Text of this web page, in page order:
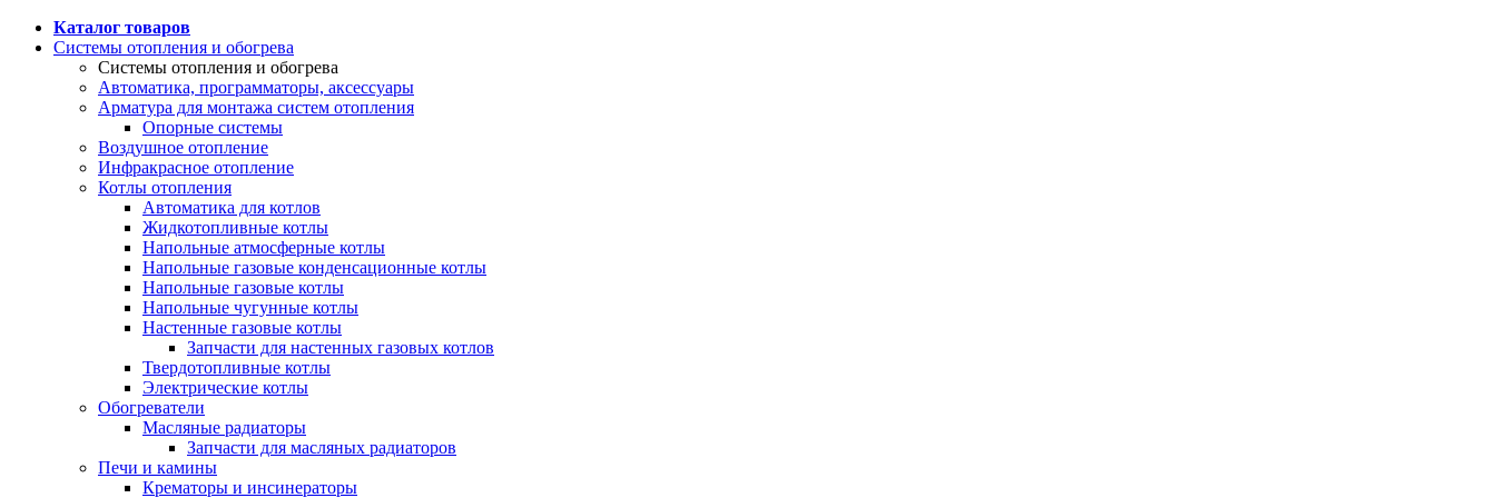
Каталог товаров
Системы отопления и обогрева
Системы отопления и обогрева
Автоматика, программаторы, аксессуары
Арматура для монтажа систем отопления
Опорные системы
Воздушное отопление
Инфракрасное отопление
Котлы отопления
Автоматика для котлов
Жидкотопливные котлы
Напольные атмосферные котлы
Напольные газовые конденсационные котлы
Напольные газовые котлы
Напольные чугунные котлы
Настенные газовые котлы
Запчасти для настенных газовых котлов
Твердотопливные котлы
Электрические котлы
Обогреватели
Масляные радиаторы
Запчасти для масляных радиаторов
Печи и камины
Крематоры и инсинераторы